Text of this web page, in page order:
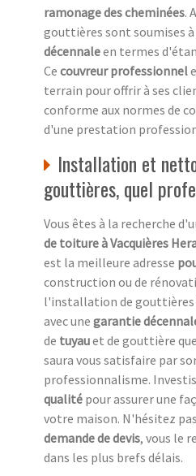
ramonage des cheminées.
gouttières sont soumises à
décennaleen termes
Ce couvreur professionnel
terrain pour offrir à ses
conforme aux normes de
d'une prestation
Installation et
gouttières, quel
Vous êtes à la recherche
de toiture à Vacquières
est la meilleure adresse
construction ou de
l'installation de gouttières
avec une garantie
de tuyauet de gouttière
saura vous satisfaire par
professionnalisme.
qualité pour assurer une
votre maison. N'hésitez
demande de devis, vous le
dans les plus brefs délais.